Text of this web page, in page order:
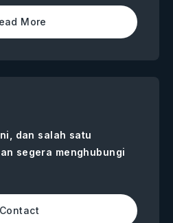
More
dan salah satu
segera menghubungi
Contact